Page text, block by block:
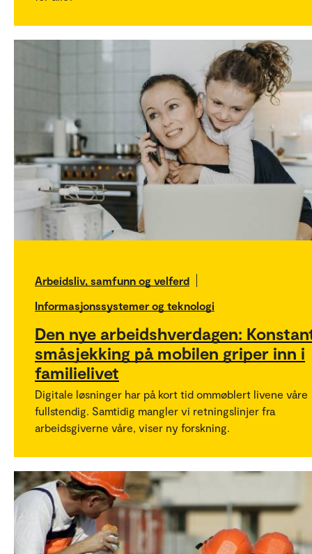
Arbeidsliv, samfunn og velferd
Informasjonssystemer og teknologi
Den nye arbeidshverdagen:
småsjekking på mobilen griper inn i
familielivet
Digitale løsninger har på kort tid ommøblert livene våre
fullstendig. Samtidig mangler vi retningslinjer fra
arbeidsgiverne våre, viser ny forskning.